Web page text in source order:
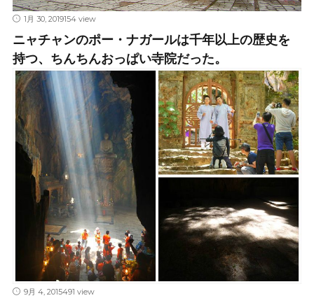
1月 30, 2019154 view
ニャチャンのポー・ナガールは千年以上の歴史を
持つ、ちんちんおっぱい寺院だった。
9月 4, 2015491 view